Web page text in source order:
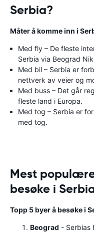
Serbia?
Måter å komme inn i
Med fly – De fleste
Serbia via Beograd
Med bil – Serbia er
nettverk av veier og
Med buss – Det går
fleste land i Europa.
Med tog – Serbia er
med tog.
Mest
besøke i
Topp 5 byer å besøke i
Beograd - Serbias